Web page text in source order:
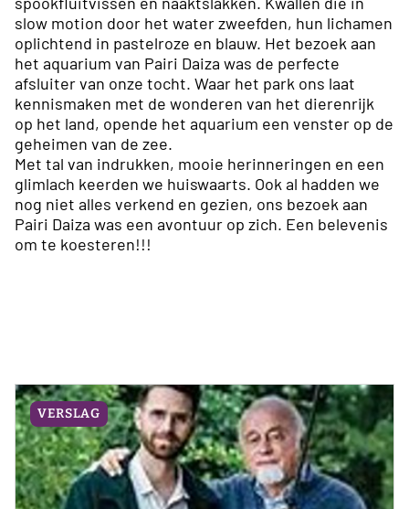
slow motion door het water zweefden, hun lichamen
oplichtend in pastelroze en blauw. Het bezoek aan
het aquarium van Pairi Daiza was de perfecte
afsluiter van onze tocht. Waar het park ons laat
kennismaken met de wonderen van het dierenrijk
op het land, opende het aquarium een venster op de
geheimen van de zee.
Met tal van indrukken, mooie herinneringen en een
glimlach keerden we huiswaarts. Ook al hadden we
nog niet alles verkend en gezien, ons bezoek aan
Pairi Daiza was een avontuur op zich. Een belevenis
om te koesteren!!!
VERSLAG